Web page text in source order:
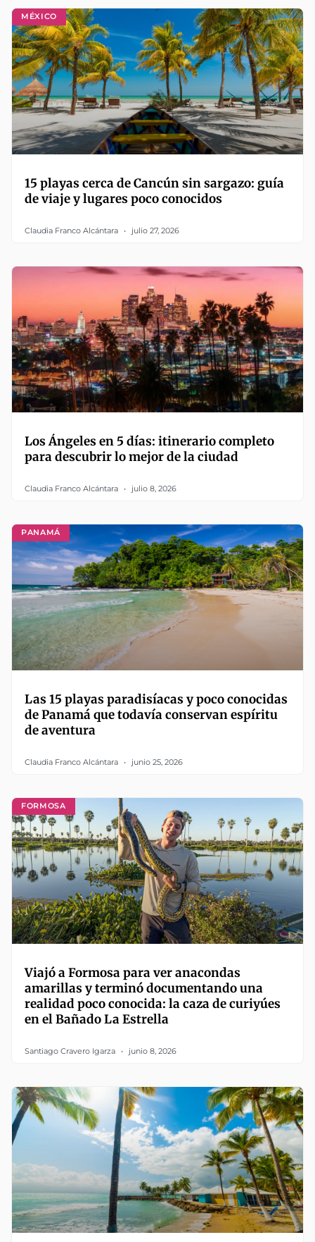
MÉXICO
15 playas cerca de Cancún sin sargazo: guía
de viaje y lugares poco conocidos
Claudia Franco Alcántara julio 27, 2026
Los Ángeles en 5 días: itinerario completo
para descubrir lo mejor de la ciudad
Claudia Franco Alcántara julio 8, 2026
PANAMÁ
Las 15 playas paradisíacas y poco conocidas
de Panamá que todavía conservan espíritu
de aventura
Claudia Franco Alcántara junio 25, 2026
FORMOSA
Viajó a Formosa para ver anacondas
amarillas y terminó documentando una
realidad poco conocida: la caza de curiyúes
en el Bañado La Estrella
Santiago Cravero Igarza junio 8, 2026